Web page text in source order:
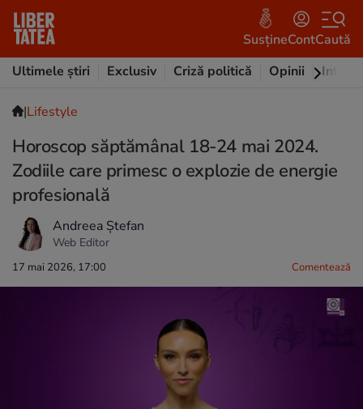
SusțineContCaută
Ultimele știri
Exclusiv Criză politică Opinii
|Lifestyle
Horoscop săptămânal 18-24 mai 2024.
Zodiile care primesc o explozie de energie
profesională
Andreea Ștefan
Web Editor
17 mai 2026, 17:00 Comentează